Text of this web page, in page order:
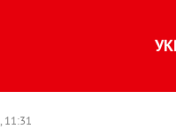
, 11:31